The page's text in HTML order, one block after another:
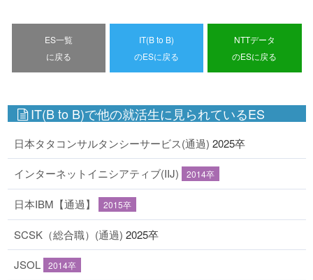
ES一覧
に戻る
IT(B to B)
のESに戻る
NTTデータ
のESに戻る
IT(B to B)で他の就活生に見られているES
日本タタコンサルタンシーサービス(通過) 2025卒
インターネットイニシアティブ(IIJ) 2014卒
日本IBM【通過】 2015卒
SCSK（総合職）(通過) 2025卒
JSOL 2014卒